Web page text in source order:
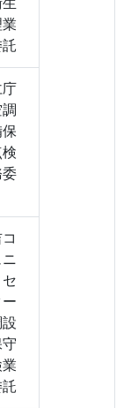
庁
委
ニ
ー
業